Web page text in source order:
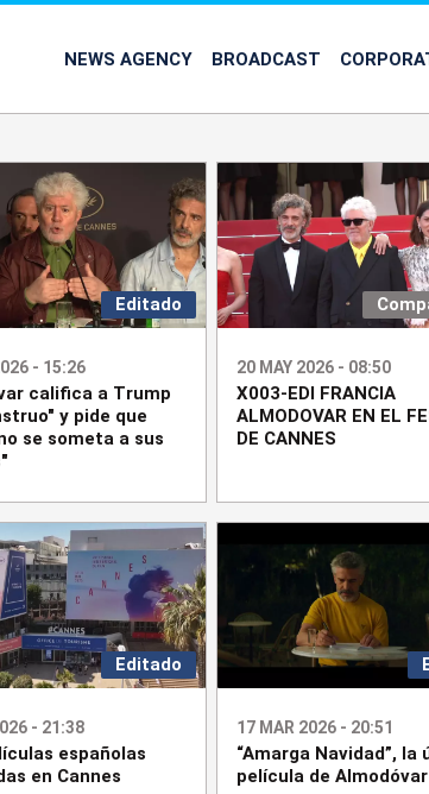
NEWS AGENCY BROADCAST
Editado
- 15:26
califica a Trump
y pide que
se someta a sus
20 MAY 2026 - 08:50
X003-EDI FRANCIA
ALMODOVAR EN EL
DE CANNES
Editado
- 21:38
españolas
en Cannes
17 MAR 2026 - 20:51
“Amarga Navidad”, la
película de Almodóvar